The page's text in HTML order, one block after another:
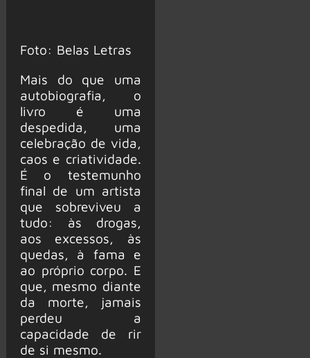
Foto: Belas Letras
Mais do que uma
autobiografia, o
livro é uma
despedida, uma
celebração de vida,
caos e criatividade.
É o testemunho
final de um artista
que sobreviveu a
tudo: às drogas,
aos excessos, às
quedas, à fama e
ao próprio corpo. E
que, mesmo diante
da morte, jamais
perdeu a
capacidade de rir
de si mesmo.